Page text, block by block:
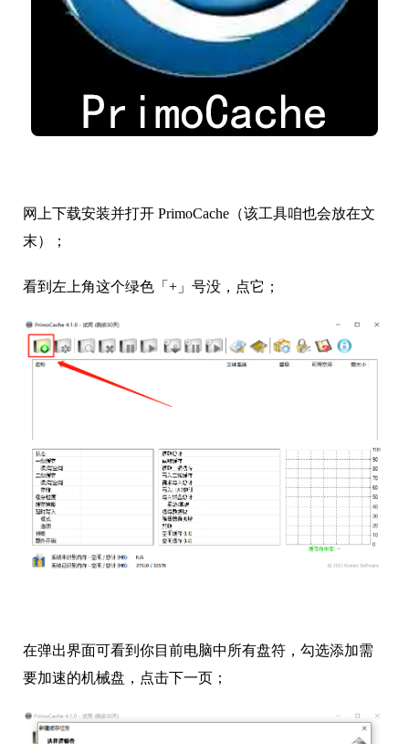
网上下载安装并打开 PrimoCache（该工具咱也会放在文
末）；
看到左上角这个绿色「+」号没，点它；
在弹出界面可看到你目前电脑中所有盘符，勾选添加需
要加速的机械盘，点击下一页；